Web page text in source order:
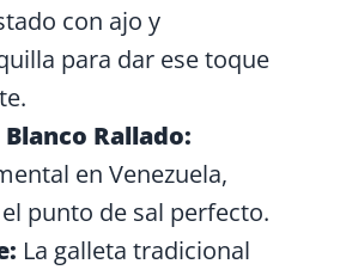
con ajo y
para dar ese toque
Blanco Rallado:
en Venezuela,
punto de sal perfecto.
La galleta tradicional